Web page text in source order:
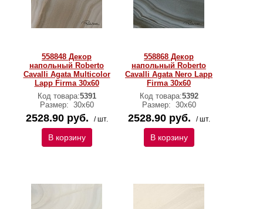
558848 Декор
напольный Roberto
Cavalli Agata Multicolor
Lapp Firma 30x60
Код товара:5391
Размер: 30х60
2528.90 руб. / шт.
В корзину
558868 Декор
напольный Roberto
Cavalli Agata Nero Lapp
Firma 30x60
Код товара:5392
Размер: 30х60
2528.90 руб. / шт.
В корзину